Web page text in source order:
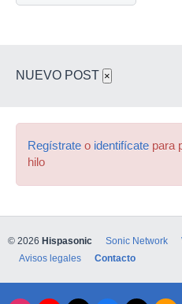
NUEVO POST ×
Regístrate o identifícate para
hilo
© 2026 Hispasonic Sonic Network
Avisos legales
Contacto